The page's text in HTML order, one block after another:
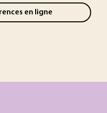
en ligne